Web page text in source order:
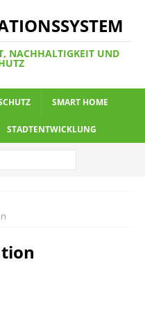
NACHHALTIGKEIT UND
SMART HOME
STADTENTWICKLUNG